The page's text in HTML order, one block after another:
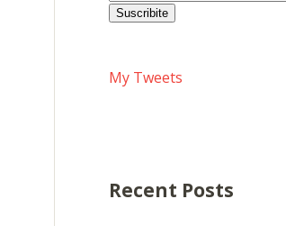
deSuscribite
My Tweets
Recent Posts